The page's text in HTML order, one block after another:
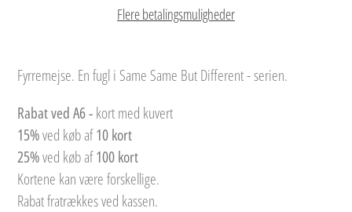
Flere betalingsmuligheder
produkt
din
indkøbskurv
Fyrremejse. En fugl i Same Same But Different - serien.
Rabat ved A6 -kort med kuvert
15%ved køb af10 kort
25%ved køb af100 kort
Kortene kan være forskellige.
Rabat fratrækkes ved kassen.